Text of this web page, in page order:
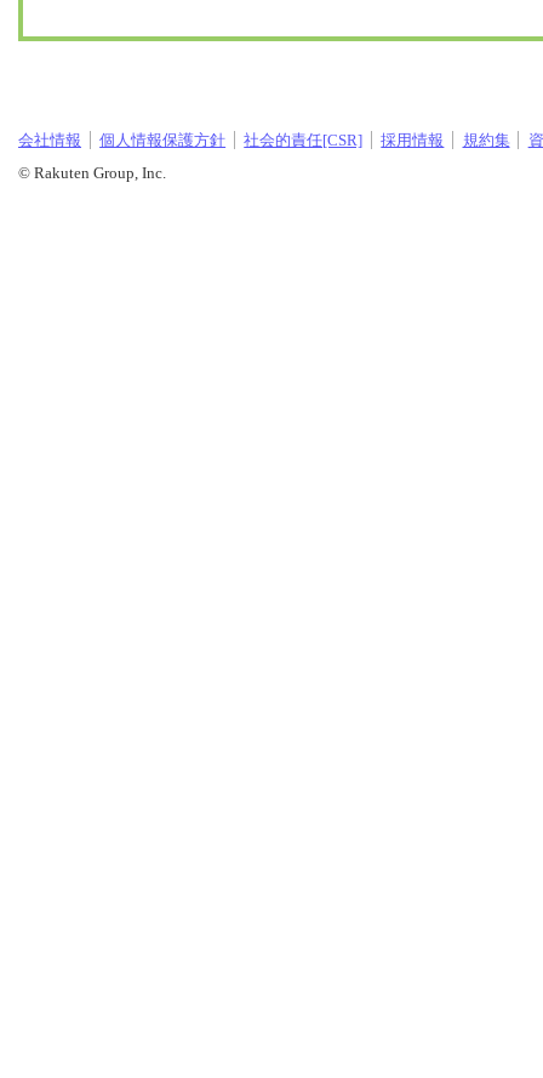
会社情報 個人情報保護方針 社会的責任[CSR] 採用情報 規約集
© Rakuten Group, Inc.